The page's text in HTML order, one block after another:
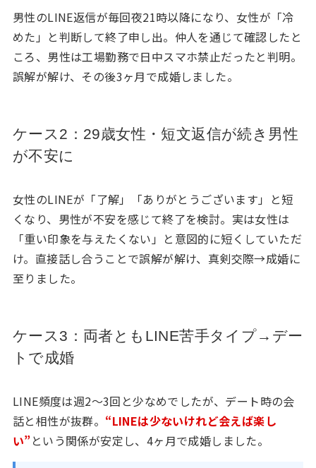
男性のLINE返信が毎回夜21時以降になり、女性が「冷
めた」と判断して終了申し出。仲人を通じて確認したと
ころ、男性は工場勤務で日中スマホ禁止だったと判明。
誤解が解け、その後3ヶ月で成婚しました。
ケース2：29歳女性・短文返信が続き男性
が不安に
女性のLINEが「了解」「ありがとうございます」と短
くなり、男性が不安を感じて終了を検討。実は女性は
「重い印象を与えたくない」と意図的に短くしていただ
け。直接話し合うことで誤解が解け、真剣交際→成婚に
至りました。
ケース3：両者ともLINE苦手タイプ→デー
トで成婚
LINE頻度は週2〜3回と少なめでしたが、デート時の会
話と相性が抜群。 “LINEは少ないけれど会えば楽し
い”という関係が安定し、4ヶ月で成婚しました。